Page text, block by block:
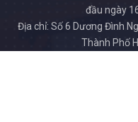
đầu ngày
Địa chỉ: Số 6 Dương Đình
Thành Phố